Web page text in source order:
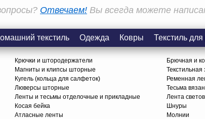
Отвечаем! Вы всегда можете
текстиль Одежда Ковры Текстиль
Крючки и штородержатели
Магниты и клипсы шторные
Кугель (кольца для салфеток)
Люверсы шторные
Ленты и тесьмы отделочные и прикладные
Косая бейка
Атласные ленты
Брючная и
Текстильная
Ременная
Тесьма
Лента
Шнуры
Молнии